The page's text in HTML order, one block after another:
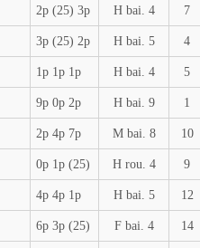
2p (25) 3p H bai. 4 7
3p (25) 2p H bai. 5 4
1p 1p 1p H bai. 4 5
9p 0p 2p H bai. 9 1
2p 4p 7p M bai. 8 10
0p 1p (25) H rou. 4 9
4p 4p 1p H bai. 5 12
6p 3p (25) F bai. 4 14